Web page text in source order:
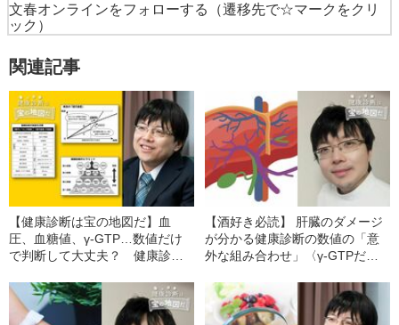
文春オンラインをフォローする
（遷移先で☆マークをクリ
ック）
関連記事
【健康診断は宝の地図だ】血
圧、血糖値、γ-GTP…数値だけ
で判断して大丈夫？ 健康診断
ザ”を徹底解説
【酒好き必読】 肝臓のダメージ
が分かる健康診断の数値の「意
外な組み合わせ」〈γ-GTPだけ